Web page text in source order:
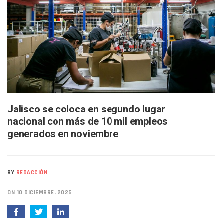
Buscan A Wilber Armando Colmenares Márquez,
Melissa Madero Exige Aclarar Sustento Legal De Las
Washington Enfrenta Una Emergencia Ambiental Por
Avanza Plan Para Construir Estadio De Tritones Vallarta;
Nuevas Concesiones De Taxis En Puerto Vallarta, ¿para
Mueren Cuatro Personas Tras Explosión De Una Pipa En
Bruno Blancas Lleva El Mensaje De La Cuarta
Liberan 180 Crías De Iguana Verde En El Estero El Salado
Puerto Vallarta Participa En Los PriceAgencies Awards
Juan Solís E Iris Torres Buscan Integrar La Planilla Del PAN
Realizan Operativo Preventivo En Seis Colonias Del
Arquitecto Luis Munguía Reconoce La Labor Del Personal
Lluvias Y Oleaje Elevado Marcarán El Fin De Semana En
Jalisco se coloca en segundo lugar
nacional con más de 10 mil empleos
generados en noviembre
BY REDACCIÓN
ON 10 DICIEMBRE, 2025